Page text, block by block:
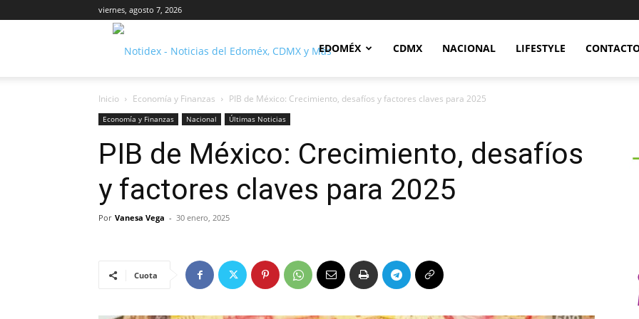
viernes, agosto 7, 2026
Notidex
EDOMÉX CDMX NACIONAL LIFESTYLE
Inicio Economía y Finanzas PIB de México: Crecimiento, desafíos y factores claves para 2025
Economía y Finanzas Nacional Últimas Noticias
PIB de México: Crecimiento, desafíos
y factores claves para 2025
Por Vanesa Vega - 30 enero, 2025
Cuota